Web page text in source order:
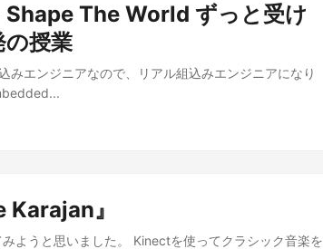
The World ずっと受け
授業
みエンジニアなので、リアル組込みエンジニアになり
』
ようと思いました。 Kinectを使ってクラシック音楽を